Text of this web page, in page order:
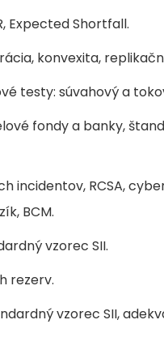
Expected Shortfall.
konvexita,
testy: súvahový a
fondy a banky,
incidentov, RCSA,
BCM.
vzorec SII.
rezerv.
vzorec SII,